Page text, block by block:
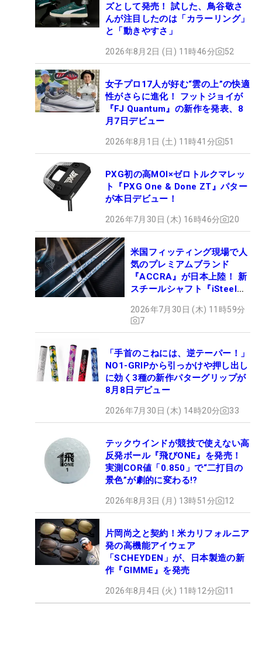
ズとして発売！ 試した、鳥谷敬さ
んが注目したのは「カラーリング」
と「動きやすさ」
2026年8月2日 (日) 11時46分 52
女子プロ17人が好む“雲の上”の快適
性がさらに進化！ フットジョイが
『FJ Quantum』の新作を発表、8
月7日デビュー
2026年8月1日 (土) 11時41分 51
PXG初の高MOI×ゼロトルクマレッ
ト『PXG One & Done ZT』パター
が本日デビュー！
2026年7月30日 (木) 16時46分 20
米国フィッティング現場で人
気のプレミアムブランド
『ACCRA』が日本上陸！ 新
スチールシャフト『iSteel
2026年7月30日 (木) 11時59分
7
「手首のこねには、逆テーパー！」
NO1-GRIPから引っかけや押し出し
に効く3種の新作パターグリップが
8月8日デビュー
2026年7月30日 (木) 14時20分 33
テックウインドが競技で使えない高
反発ボール『飛びONE』を発売！
実測COR値「0.850」で“二打目の
景色”が劇的に変わる!?
2026年8月3日 (月) 13時51分 12
片岡尚之と契約！米カリフォルニア
発の高機能アイウェア
「SCHEYDEN」が、日本製造の新
作『GIMME』を発売
2026年8月4日 (火) 11時12分 11